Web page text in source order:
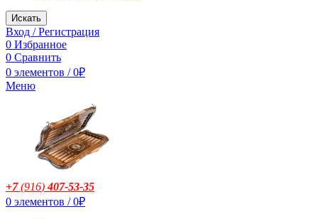
Искать
Вход / Регистрация
0 Избранное
0 Сравнить
0 элементов / 0₽
Меню
+7(916)407-53-35
0 элементов / 0₽